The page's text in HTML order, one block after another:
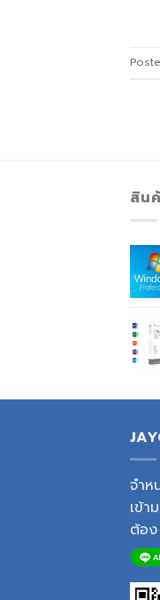
สิน
จำ
เข้า
ต้อง